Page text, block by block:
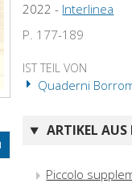
2022 - Interlinea
P. 177-189
IST TEIL VON
Quaderni
ARTIKEL AUS
Piccolo